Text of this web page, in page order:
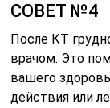
СОВЕТ №4
После КТ
врачом. Это
вашего
действия или